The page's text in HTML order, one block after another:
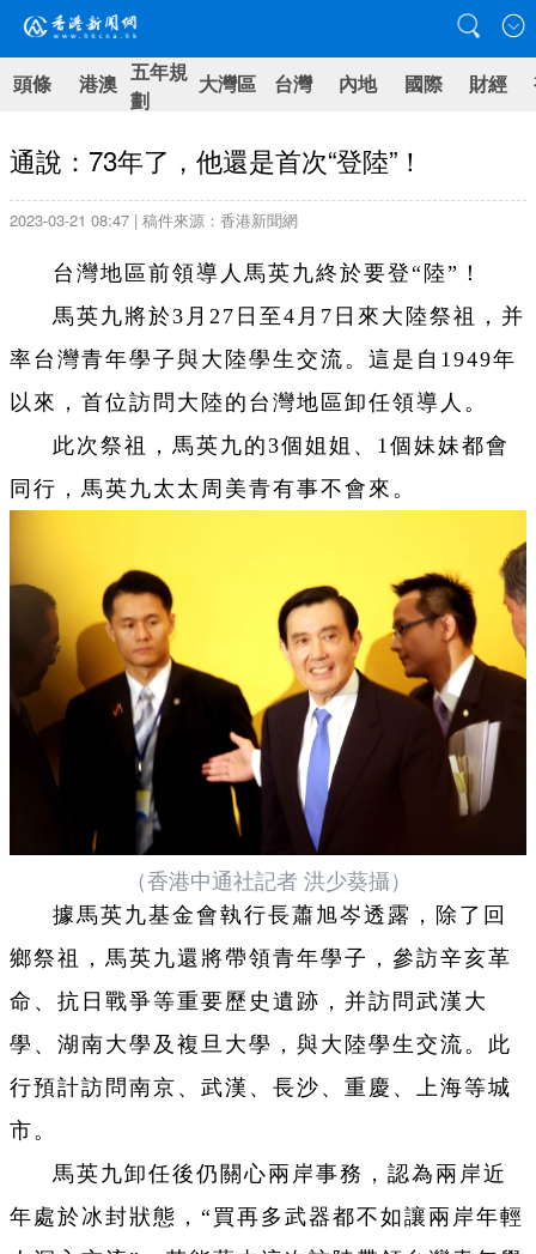
頭條 港澳 五年規
劃
大灣區 台灣 內地 國際 財經
通說：73年了，他還是首次“登陸”！
2023-03-21 08:47 | 稿件來源：香港新聞網
台灣地區前領導人馬英九終於要登“陸”！
馬英九將於3月27日至4月7日來大陸祭祖，并
率台灣青年學子與大陸學生交流。這是自1949年
以來，首位訪問大陸的台灣地區卸任領導人。
此次祭祖，馬英九的3個姐姐、1個妹妹都會
同行，馬英九太太周美青有事不會來。
（香港中通社記者 洪少葵攝）
據馬英九基金會執行長蕭旭岑透露，除了回
鄉祭祖，馬英九還將帶領青年學子，參訪辛亥革
命、抗日戰爭等重要歷史遺跡，并訪問武漢大
學、湖南大學及複旦大學，與大陸學生交流。此
行預計訪問南京、武漢、長沙、重慶、上海等城
市。
馬英九卸任後仍關心兩岸事務，認為兩岸近
年處於冰封狀態，“買再多武器都不如讓兩岸年輕